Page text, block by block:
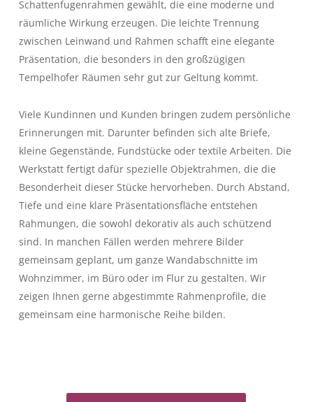
Schattenfugenrahmen gewählt, die eine moderne und
räumliche Wirkung erzeugen. Die leichte Trennung
zwischen Leinwand und Rahmen schafft eine elegante
Präsentation, die besonders in den großzügigen
Tempelhofer Räumen sehr gut zur Geltung kommt.
Viele Kundinnen und Kunden bringen zudem persönliche
Erinnerungen mit. Darunter befinden sich alte Briefe,
kleine Gegenstände, Fundstücke oder textile Arbeiten. Die
Werkstatt fertigt dafür spezielle Objektrahmen, die die
Besonderheit dieser Stücke hervorheben. Durch Abstand,
Tiefe und eine klare Präsentationsfläche entstehen
Rahmungen, die sowohl dekorativ als auch schützend
sind. In manchen Fällen werden mehrere Bilder
gemeinsam geplant, um ganze Wandabschnitte im
Wohnzimmer, im Büro oder im Flur zu gestalten. Wir
zeigen Ihnen gerne abgestimmte Rahmenprofile, die
gemeinsam eine harmonische Reihe bilden.